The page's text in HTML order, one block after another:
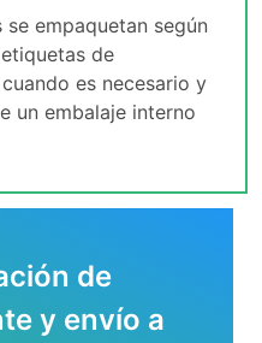
empaquetan según
de
es necesario y
un embalaje interno
de
y envío a